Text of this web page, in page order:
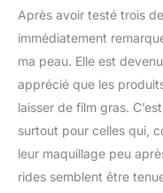
Après avoir testé trois
immédiatement
ma peau. Elle est
apprécié que les
laisser de film gras.
surtout pour celles qui,
leur maquillage peu
rides semblent être